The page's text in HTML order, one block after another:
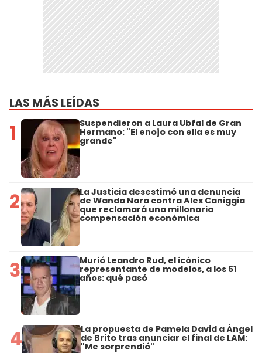
LAS MÁS LEÍDAS
1 Suspendieron a Laura Ubfal de Gran
Hermano: "El enojo con ella es muy
grande"
2 La Justicia desestimó una denuncia
de Wanda Nara contra Alex Caniggia
que reclamará una millonaria
compensación económica
3 Murió Leandro Rud, el icónico
representante de modelos, a los 51
años: qué pasó
4 La propuesta de Pamela David a Ángel
de Brito tras anunciar el final de LAM:
"Me sorprendió"